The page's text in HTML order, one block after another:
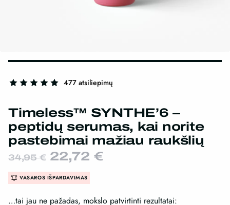
Timeless™ SYNTHE’6 –
peptidų serumas, kai norite
pastebimai mažiau raukšlių
34,95€ Original
price
was:
34,95 €.
22,72 €Current
22,72 €.
477 atsiliepimų
VASAROS IŠPARDAVIMAS
…tai jau ne pažadas, mokslo patvirtinti rezultatai: